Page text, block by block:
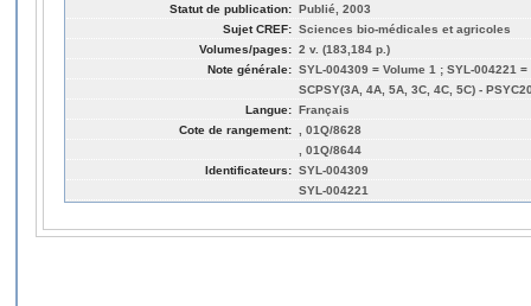
Statut de publication: Publié, 2003
Sujet CREF: Sciences bio-médicales et agricoles
Volumes/pages: 2 v. (183,184 p.)
Note générale: SYL-004309 = Volume 1 ; SYL-004221 =
SCPSY(3A, 4A, 5A, 3C, 4C, 5C) -
Langue: Français
Cote de rangement:
, 01Q/8628
, 01Q/8644
Identificateurs: SYL-004309
SYL-004221